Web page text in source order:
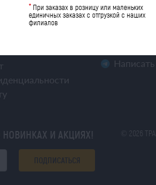
8 (800)
И АКЦИЯХ!
ПОДПИСАТЬСЯ
© 2026
* При заказах в розницу или маленьких
единичных заказах с отгрузкой с наших
филиалов